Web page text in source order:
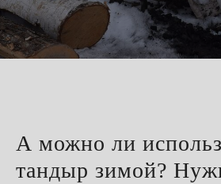
А можно ли
тандыр зимой?